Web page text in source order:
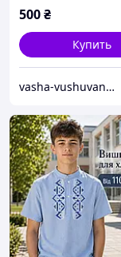
500₴
Купить
vasha-vushuvanka